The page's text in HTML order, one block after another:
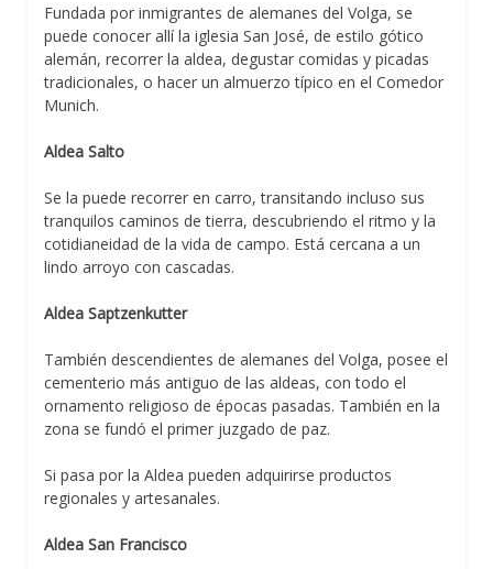
Fundada por inmigrantes de alemanes del Volga, se
puede conocer allí la iglesia San José, de estilo gótico
alemán, recorrer la aldea, degustar comidas y picadas
tradicionales, o hacer un almuerzo típico en el Comedor
Munich.
Aldea Salto
Se la puede recorrer en carro, transitando incluso sus
tranquilos caminos de tierra, descubriendo el ritmo y la
cotidianeidad de la vida de campo. Está cercana a un
lindo arroyo con cascadas.
Aldea Saptzenkutter
También descendientes de alemanes del Volga, posee el
cementerio más antiguo de las aldeas, con todo el
ornamento religioso de épocas pasadas. También en la
zona se fundó el primer juzgado de paz.
Si pasa por la Aldea pueden adquirirse productos
regionales y artesanales.
Aldea San Francisco